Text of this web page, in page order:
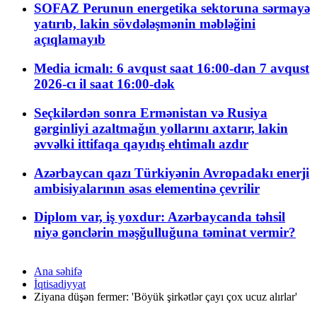
SOFAZ Perunun energetika sektoruna sərmayə
yatırıb, lakin sövdələşmənin məbləğini
açıqlamayıb
Media icmalı: 6 avqust saat 16:00-dan 7 avqust
2026-cı il saat 16:00-dək
Seçkilərdən sonra Ermənistan və Rusiya
gərginliyi azaltmağın yollarını axtarır, lakin
əvvəlki ittifaqa qayıdış ehtimalı azdır
Azərbaycan qazı Türkiyənin Avropadakı enerji
ambisiyalarının əsas elementinə çevrilir
Diplom var, iş yoxdur: Azərbaycanda təhsil
niyə gənclərin məşğulluğuna təminat vermir?
Ana səhifə
İqtisadiyyat
Ziyana düşən fermer: 'Böyük şirkətlər çayı çox ucuz alırlar'